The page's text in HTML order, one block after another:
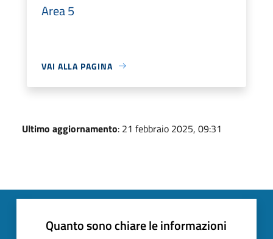
Area 5
VAI ALLA PAGINA
Ultimo aggiornamento: 21 febbraio 2025, 09:31
Quanto sono chiare le informazioni